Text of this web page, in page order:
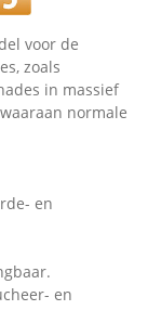
voor de
zoals
in massief
normale
en
en